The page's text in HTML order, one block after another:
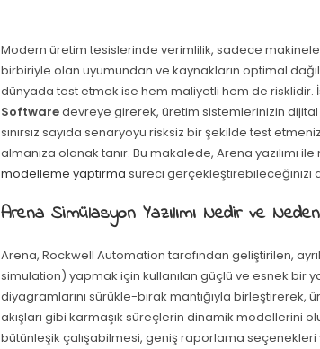
Modern üretim tesislerinde verimlilik, sadece
birbiriyle olan uyumundan ve kaynakların optimal
dünyada test etmek ise hem maliyetli hem de risklidir.
Softwaredevreye girerek, üretim sistemlerinizin
sınırsız sayıda senaryoyu risksiz bir şekilde test
almanıza olanak tanır. Bu makalede, Arena yazılımı
modelleme yaptırma süreci gerçekleştirebileceğinizi
Arena Simülasyon Yazılımı Nedir ve
Arena, Rockwell Automation tarafından geliştirilen,
simulation) yapmak için kullanılan güçlü ve esnek bir
diyagramlarını sürükle-bırak mantığıyla birleştirerek,
akışları gibi karmaşık süreçlerin dinamik modellerini
bütünleşik çalışabilmesi, geniş raporlama